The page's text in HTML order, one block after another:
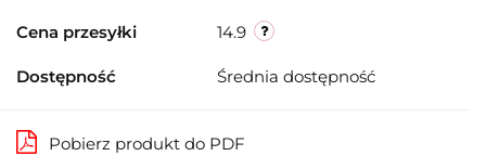
Cena przesyłki 14.9
Dostępność Średnia dostępność
Pobierz produkt do PDF